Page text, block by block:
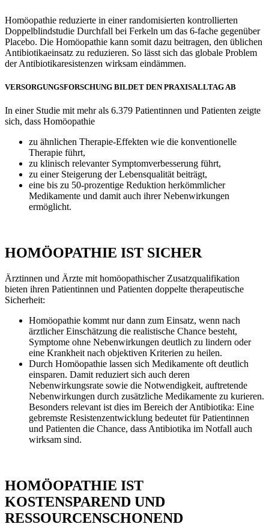
Homöopathie reduzierte in einer randomisierten kontrollierten
Doppelblindstudie Durchfall bei Ferkeln um das 6-fache gegenüber
Placebo. Die Homöopathie kann somit dazu beitragen, den üblichen
Antibiotikaeinsatz zu reduzieren. So lässt sich das globale Problem
der Antibiotikaresistenzen wirksam eindämmen.
VERSORGUNGSFORSCHUNG BILDET DEN PRAXISALLTAG AB
In einer Studie mit mehr als 6.379 Patientinnen und Patienten zeigte
sich, dass Homöopathie
zu ähnlichen Therapie-Effekten wie die konventionelle
Therapie führt,
zu klinisch relevanter Symptomverbesserung führt,
zu einer Steigerung der Lebensqualität beiträgt,
eine bis zu 50-prozentige Reduktion herkömmlicher
Medikamente und damit auch ihrer Nebenwirkungen
ermöglicht.
HOMÖOPATHIE IST SICHER
Ärztinnen und Ärzte mit homöopathischer Zusatzqualifikation
bieten ihren Patientinnen und Patienten doppelte therapeutische
Sicherheit:
Homöopathie kommt nur dann zum Einsatz, wenn nach
ärztlicher Einschätzung die realistische Chance besteht,
Symptome ohne Nebenwirkungen deutlich zu lindern oder
eine Krankheit nach objektiven Kriterien zu heilen.
Durch Homöopathie lassen sich Medikamente oft deutlich
einsparen. Damit reduziert sich auch deren
Nebenwirkungsrate sowie die Notwendigkeit, auftretende
Nebenwirkungen durch zusätzliche Medikamente zu kurieren.
Besonders relevant ist dies im Bereich der Antibiotika: Eine
gebremste Resistenzentwicklung bedeutet für Patientinnen
und Patienten die Chance, dass Antibiotika im Notfall auch
wirksam sind.
HOMÖOPATHIE IST
KOSTENSPAREND UND
RESSOURCENSCHONEND